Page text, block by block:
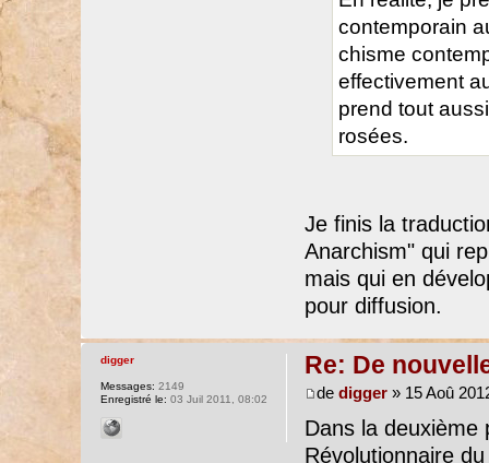
contem­po­rain
chisme
effec­ti­ve­ment
prend tout
ro­sées.
Je finis la
Anarchism" qui
mais qui en
pour diffusion.
Re: De
de digger» 15 Aoû
Dans la deuxième
Révolutionnaire
digger
Messages: 2149
Enregistré le: 03 Juil 2011, 08:02